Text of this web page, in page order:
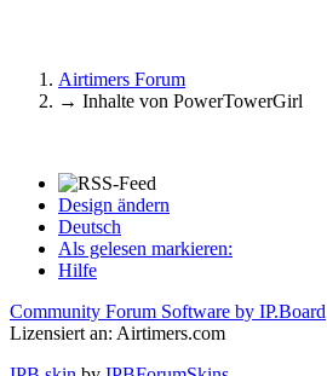
Airtimers Forum
→ Inhalte von PowerTowerGirl
Design ändern
Deutsch
Als gelesen markieren:
Hilfe
Community Forum Software by IP.Board
Lizensiert an: Airtimers.com